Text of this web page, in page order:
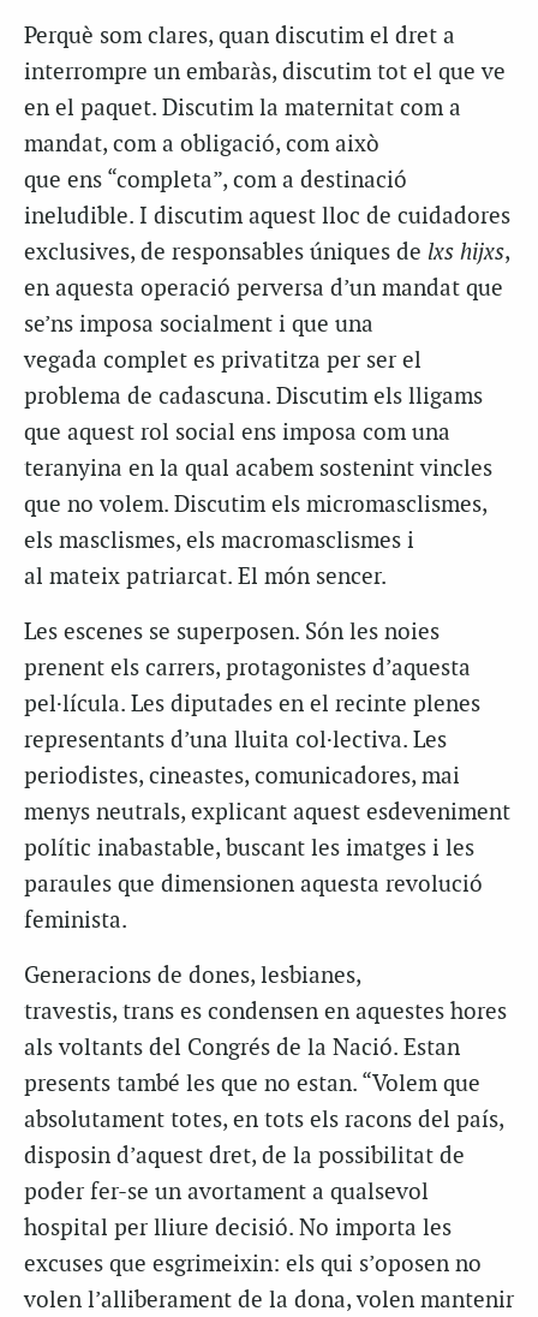
Perquè som clares, quan discutim el dret a
interrompre un embaràs, discutim tot el que ve
en el paquet. Discutim la maternitat com a
mandat, com a obligació, com això
que ens “completa”, com a destinació
ineludible. I discutim aquest lloc de cuidadores
exclusives, de responsables úniques de lxs hijxs,
en aquesta operació perversa d’un mandat que
se’ns imposa socialment i que una
vegada complet es privatitza per ser el
problema de cadascuna. Discutim els lligams
que aquest rol social ens imposa com una
teranyina en la qual acabem sostenint vincles
que no volem. Discutim els micromasclismes,
els masclismes, els macromasclismes i
al mateix patriarcat. El món sencer.
Les escenes se superposen. Són les noies
prenent els carrers, protagonistes d’aquesta
pel·lícula. Les diputades en el recinte plenes
representants d’una lluita col·lectiva. Les
periodistes, cineastes, comunicadores, mai
menys neutrals, explicant aquest esdeveniment
polític inabastable, buscant les imatges i les
paraules que dimensionen aquesta revolució
feminista.
Generacions de dones, lesbianes,
travestis, trans es condensen en aquestes hores
als voltants del Congrés de la Nació. Estan
presents també les que no estan. “Volem que
absolutament totes, en tots els racons del país,
disposin d’aquest dret, de la possibilitat de
poder fer-se un avortament a qualsevol
hospital per lliure decisió. No importa les
excuses que esgrimeixin: els qui s’oposen no
volen l’alliberament de la dona, volen mantenir